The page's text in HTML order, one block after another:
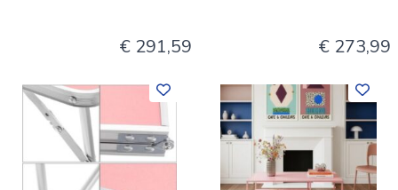
€ 291,59 € 273,99